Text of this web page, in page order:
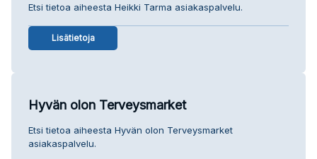
Etsi tietoa aiheesta Heikki Tarma asiakaspalvelu.
Lisätietoja
Hyvän olon Terveysmarket
Etsi tietoa aiheesta Hyvän olon Terveysmarket
asiakaspalvelu.